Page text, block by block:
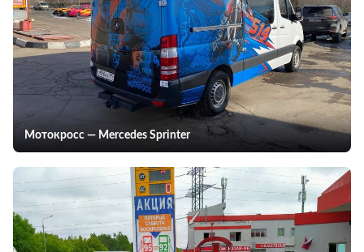
Мотокросс — Mercedes Sprinter